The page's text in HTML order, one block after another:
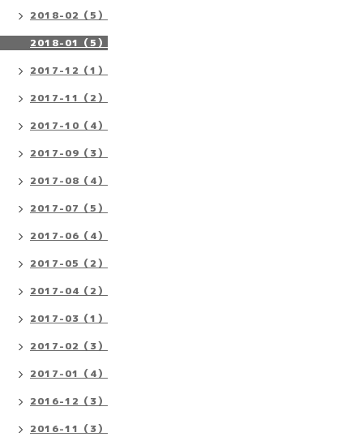
2018-02（5）
2018-01（5）
2017-12（1）
2017-11（2）
2017-10（4）
2017-09（3）
2017-08（4）
2017-07（5）
2017-06（4）
2017-05（2）
2017-04（2）
2017-03（1）
2017-02（3）
2017-01（4）
2016-12（3）
2016-11（3）